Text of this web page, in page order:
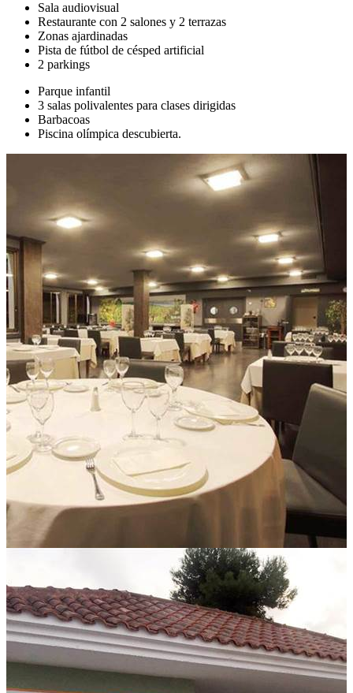
Sala audiovisual
Restaurante con 2 salones y 2 terrazas
Zonas ajardinadas
Pista de fútbol de césped artificial
2 parkings
Parque infantil
3 salas polivalentes para clases dirigidas
Barbacoas
Piscina olímpica descubierta.